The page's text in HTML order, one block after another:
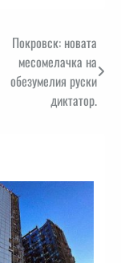
Покровск: новата
месомелачка на
обезумелия руски
диктатор.